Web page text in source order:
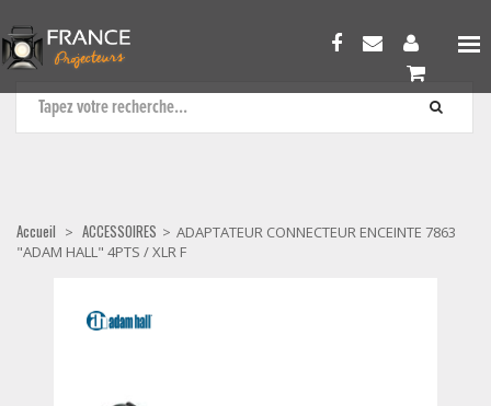
ACCESSOIRES
Accueil > ACCESSOIRES > ADAPTATEUR CONNECTEUR ENCEINTE 7863
"ADAM HALL" 4PTS / XLR F